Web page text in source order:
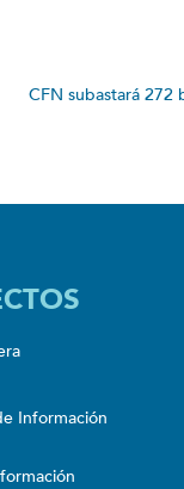
CFN subastará 272
Información